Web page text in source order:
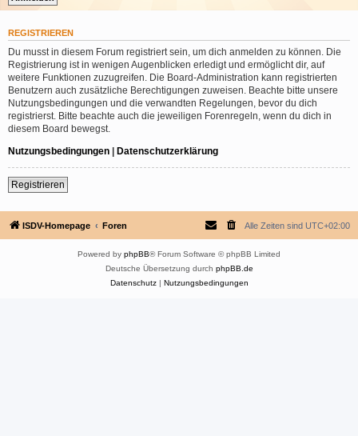
REGISTRIEREN
Du musst in diesem Forum registriert sein, um dich anmelden zu können. Die
Registrierung ist in wenigen Augenblicken erledigt und ermöglicht dir, auf
weitere Funktionen zuzugreifen. Die Board-Administration kann registrierten
Benutzern auch zusätzliche Berechtigungen zuweisen. Beachte bitte unsere
Nutzungsbedingungen und die verwandten Regelungen, bevor du dich
registrierst. Bitte beachte auch die jeweiligen Forenregeln, wenn du dich in
diesem Board bewegst.
Nutzungsbedingungen | Datenschutzerklärung
Registrieren
ISDV-Homepage Foren Alle Zeiten sind UTC+02:00
Powered by phpBB® Forum Software © phpBB Limited
Deutsche Übersetzung durch phpBB.de
Datenschutz| Nutzungsbedingungen